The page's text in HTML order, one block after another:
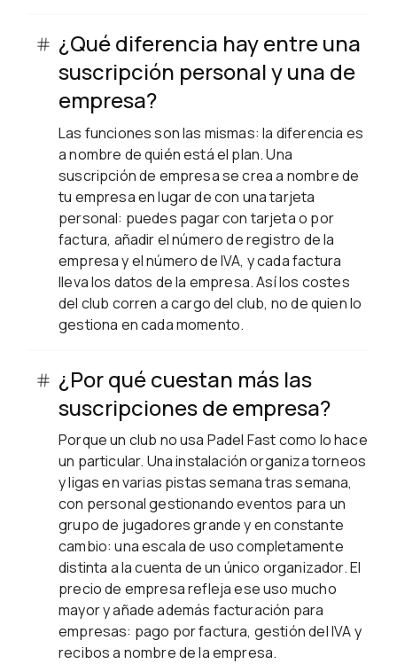
¿Qué diferencia hay entre una
suscripción personal y una de
empresa?
Las funciones son las mismas: la diferencia es
a nombre de quién está el plan. Una
suscripción de empresa se crea a nombre de
tu empresa en lugar de con una tarjeta
personal: puedes pagar con tarjeta o por
factura, añadir el número de registro de la
empresa y el número de IVA, y cada factura
lleva los datos de la empresa. Así los costes
del club corren a cargo del club, no de quien lo
gestiona en cada momento.
¿Por qué cuestan más las
suscripciones de empresa?
Porque un club no usa Padel Fast como lo hace
un particular. Una instalación organiza torneos
y ligas en varias pistas semana tras semana,
con personal gestionando eventos para un
grupo de jugadores grande y en constante
cambio: una escala de uso completamente
distinta a la cuenta de un único organizador. El
precio de empresa refleja ese uso mucho
mayor y añade además facturación para
empresas: pago por factura, gestión del IVA y
recibos a nombre de la empresa.